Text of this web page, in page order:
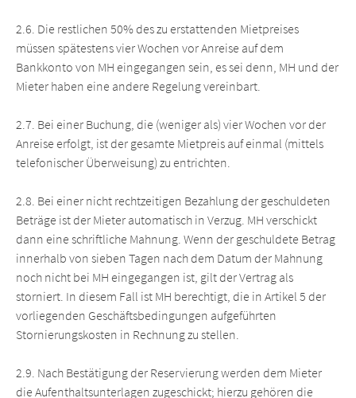
2.6. Die restlichen 50% des zu erstattenden Mietpreises
müssen spätestens vier Wochen vor Anreise auf dem
Bankkonto von MH eingegangen sein, es sei denn, MH und der
Mieter haben eine andere Regelung vereinbart.
2.7. Bei einer Buchung, die (weniger als) vier Wochen vor der
Anreise erfolgt, ist der gesamte Mietpreis auf einmal (mittels
telefonischer Überweisung) zu entrichten.
2.8. Bei einer nicht rechtzeitigen Bezahlung der geschuldeten
Beträge ist der Mieter automatisch in Verzug. MH verschickt
dann eine schriftliche Mahnung. Wenn der geschuldete Betrag
innerhalb von sieben Tagen nach dem Datum der Mahnung
noch nicht bei MH eingegangen ist, gilt der Vertrag als
storniert. In diesem Fall ist MH berechtigt, die in Artikel 5 der
vorliegenden Geschäftsbedingungen aufgeführten
Stornierungskosten in Rechnung zu stellen.
2.9. Nach Bestätigung der Reservierung werden dem Mieter
die Aufenthaltsunterlagen zugeschickt; hierzu gehören die